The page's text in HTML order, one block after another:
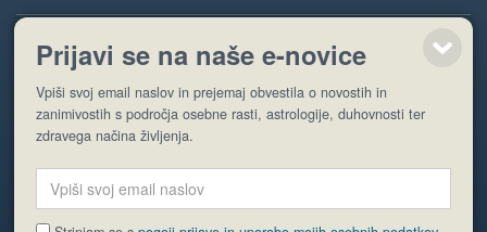
POMOČ
O nas
Oglaševanje
Prijavi se na naše e-novice
Vpiši svoj email naslov in prejemaj obvestila o novostih in
zanimivostih s področja osebne rasti, astrologije, duhovnosti ter
zdravega načina življenja.